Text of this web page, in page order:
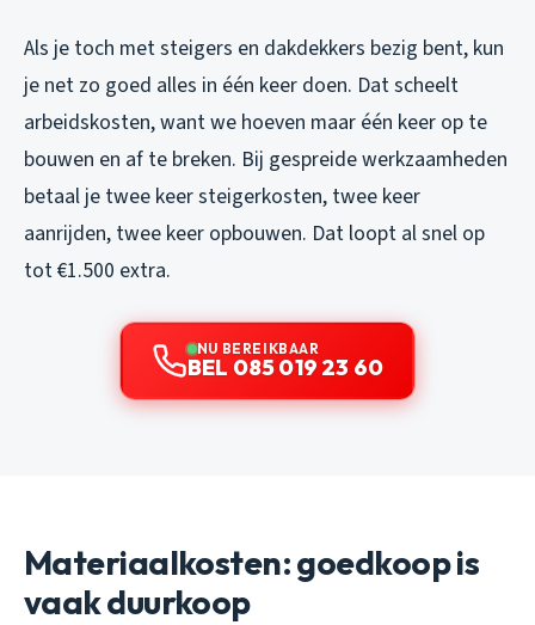
Als je toch met steigers en dakdekkers bezig bent, kun
je net zo goed alles in één keer doen. Dat scheelt
arbeidskosten, want we hoeven maar één keer op te
bouwen en af te breken. Bij gespreide werkzaamheden
betaal je twee keer steigerkosten, twee keer
aanrijden, twee keer opbouwen. Dat loopt al snel op
tot €1.500 extra.
NU BEREIKBAAR
BEL 085 019 23 60
Materiaalkosten: goedkoop is
vaak duurkoop